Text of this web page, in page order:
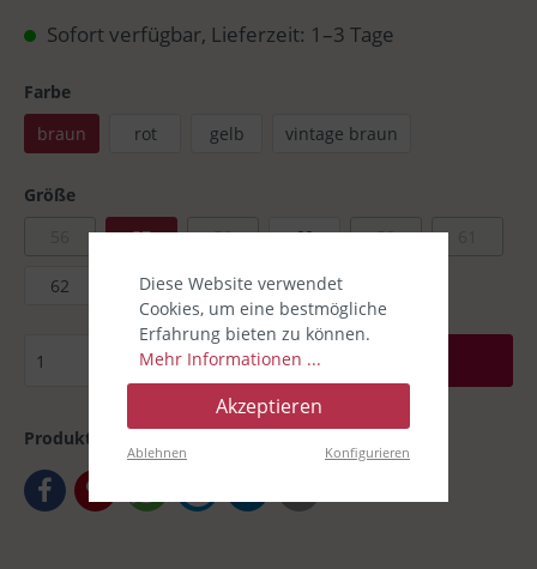
Sofort verfügbar, Lieferzeit: 1–3 Tage
Farbe
braun
rot gelb vintage braun
Größe
57 59 60 58
62
In den Warenkorb
Produktnummer:
Diese Website verwendet
Cookies, um eine bestmögliche
Erfahrung bieten zu können.
Mehr Informationen ...
Akzeptieren
Ablehnen Konfigurieren